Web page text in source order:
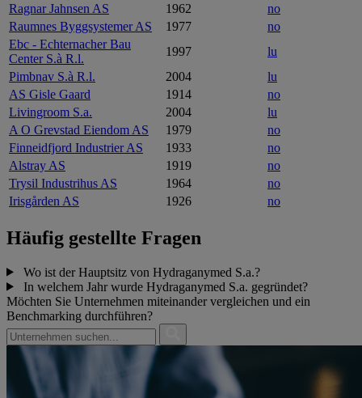
Ragnar Jahnsen AS
1962
no
Raumnes Byggsystemer AS
1977
no
Ebc - Echternacher Bau
Center S.à R.l.
1997
lu
Pimbnav S.à R.l.
2004
lu
AS Gisle Gaard
1914
no
Livingroom S.a.
2004
lu
A O Grevstad Eiendom AS
1979
no
Finneidfjord Industrier AS
1933
no
Alstray AS
1919
no
Trysil Industrihus AS
1964
no
Irisgården AS
1926 no
Häufig gestellte Fragen
Wo ist der Hauptsitz von Hydraganymed S.a.?
In welchem Jahr wurde Hydraganymed S.a. gegründet?
Möchten Sie Unternehmen miteinander vergleichen und ein
Benchmarking durchführen?